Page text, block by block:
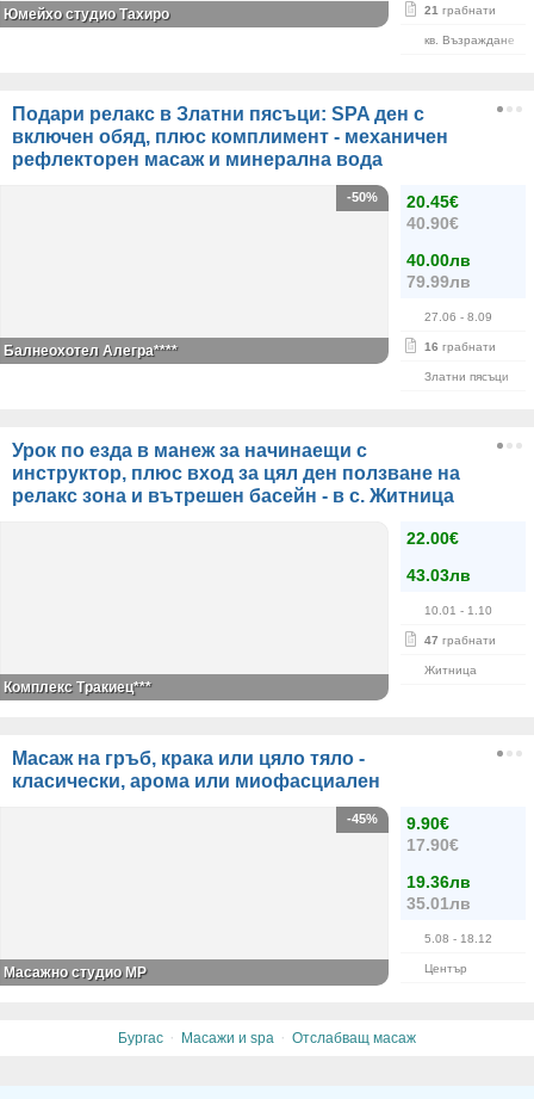
21 грабнати
кв. Възраждане
Юмейхо студио Тахиро
Подари релакс в Златни пясъци: SPA ден с
включен обяд, плюс комплимент - механичен
рефлекторен масаж и минерална вода
20.45€
40.90€
40.00лв
79.99лв
27.06 - 8.09
16 грабнати
Златни пясъци
-50%
Балнеохотел Алегра****
Урок по езда в манеж за начинаещи с
инструктор, плюс вход за цял ден ползване на
релакс зона и вътрешен басейн - в с. Житница
22.00€
43.03лв
10.01 - 1.10
47 грабнати
Житница
Комплекс Тракиец***
Масаж на гръб, крака или цяло тяло -
класически, арома или миофасциален
9.90€
17.90€
19.36лв
35.01лв
5.08 - 18.12
Център
-45%
Масажно студио MP
Бургас · Масажи и spa · Отслабващ масаж